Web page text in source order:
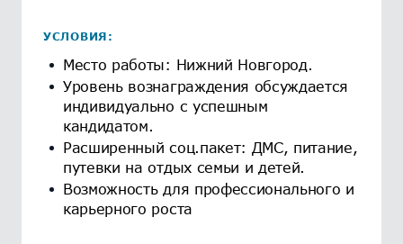
УСЛОВИЯ:
Место работы: Нижний Новгород.
Уровень вознаграждения обсуждается
индивидуально с успешным
кандидатом.
Расширенный соц.пакет: ДМС, питание,
путевки на отдых семьи и детей.
Возможность для профессионального и
карьерного роста